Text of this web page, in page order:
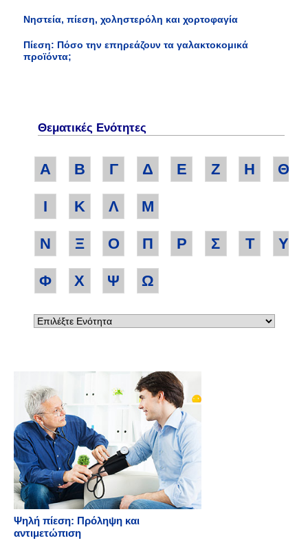
Νηστεία, πίεση, χοληστερόλη και χορτοφαγία
Πίεση: Πόσο την επηρεάζουν τα γαλακτοκομικά
προϊόντα;
Θεματικές Ενότητες
Α Β Γ Δ Ε Ζ Η Θ
Ι Κ Λ Μ
Ν Ξ Ο Π Ρ Σ Τ Υ
Φ Χ Ψ Ω
Ψηλή πίεση: Πρόληψη και
αντιμετώπιση